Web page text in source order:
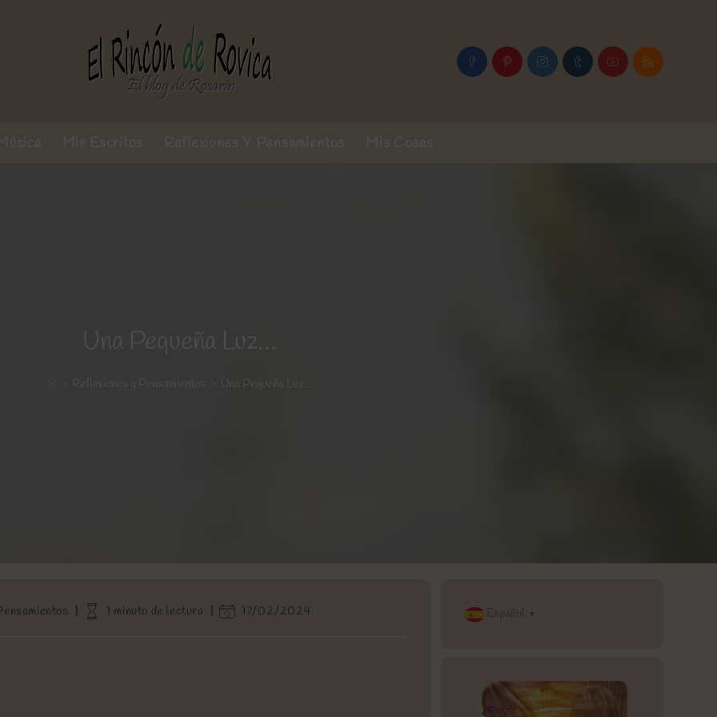
Una Pequeña Luz…
Una Pequeña Luz…
Tiempo1 minuto de lectura
Última17/02/2024 Español ▼